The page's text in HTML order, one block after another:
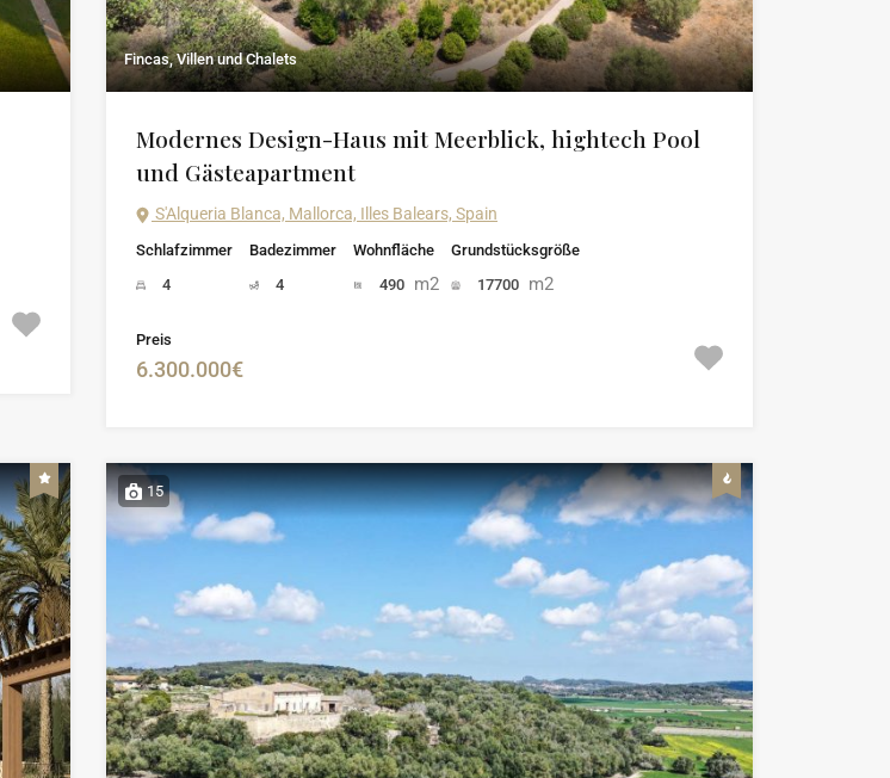
Fincas, Villen und Chalets
Modernes Design-Haus mit Meerblick, hightech Pool
und Gästeapartment
S'Alqueria Blanca, Mallorca, Illes Balears, Spain
Schlafzimmer
4
Badezimmer
4
Wohnfläche
490 m2
Grundstücksgröße
17700 m2
Preis
6.300.000€
15